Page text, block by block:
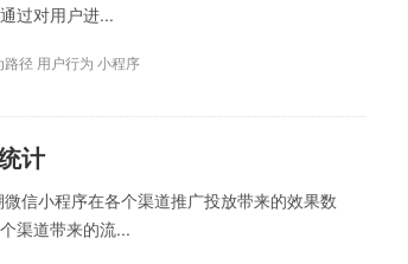
过对用户进...
路径 用户行为 小程序
计
信小程序在各个渠道推广投放带来的效果数
渠道带来的流...